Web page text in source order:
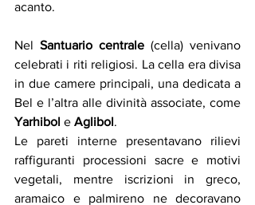
acanto.
Nel Santuario centrale (cella) venivano
celebrati i riti religiosi. La cella era divisa
in due camere principali, una dedicata a
Yarhibol e Aglibol.
Le pareti interne presentavano rilievi
raffiguranti processioni sacre e motivi
vegetali, mentre iscrizioni in greco,
aramaico e palmireno ne decoravano